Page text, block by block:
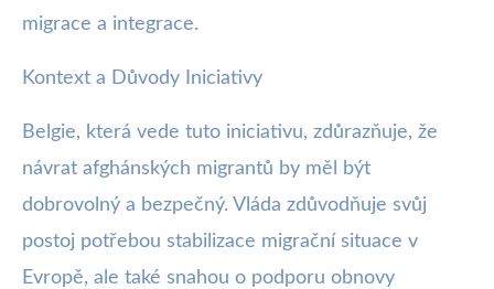
migrace a integrace.
Kontext a Důvody Iniciativy
Belgie, která vede tuto iniciativu, zdůrazňuje, že
návrat afghánských migrantů by měl být
dobrovolný a bezpečný. Vláda zdůvodňuje svůj
postoj potřebou stabilizace migrační situace v
Evropě, ale také snahou o podporu obnovy